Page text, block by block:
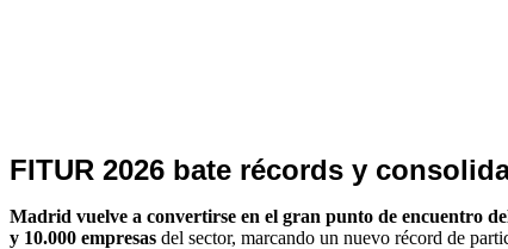
Noticias
de
Turismo
FITUR 2026 bate récords y
Madrid vuelve a convertirse en el gran punto de encuentro
y 10.000 empresas del sector, marcando un nuevo récord de